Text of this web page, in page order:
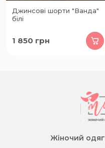
Джинсові шорти "Ванда"
білі
1 850 грн
Жіночий